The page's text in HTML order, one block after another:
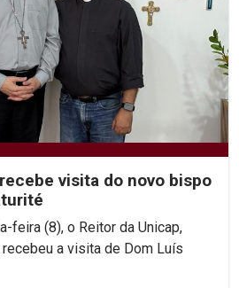
visita do novo bispo
feira (8), o Reitor da Unicap,
a visita de Dom Luís